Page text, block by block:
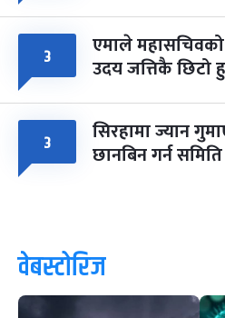
३ एमाले महासचिवको
उदय जत्तिकै छिटो
३ सिरहामा ज्यान
छानबिन गर्न
वेबस्टोरिज